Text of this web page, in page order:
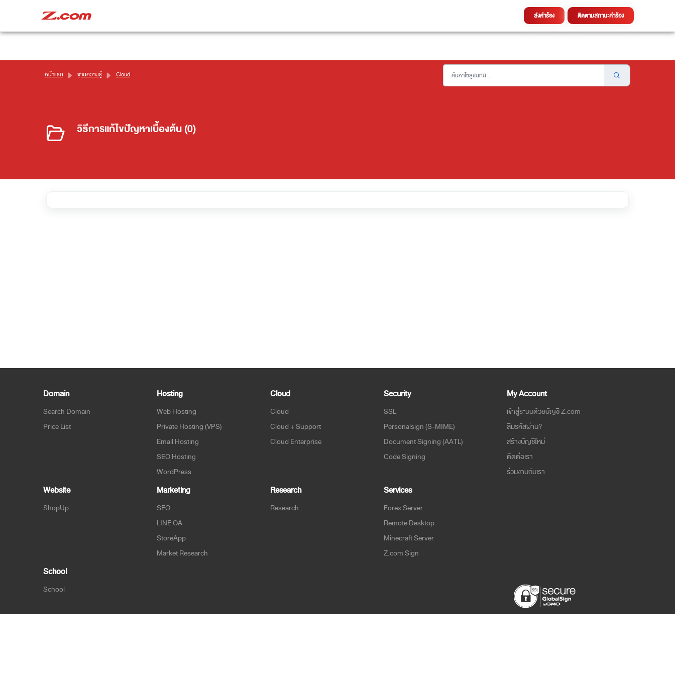
ส่งคำร้อง ติดตามสถานะคำร้อง
หน้าแรก ฐานความรู้ Cloud
วิธีการแก้ไขปัญหาเบื้องต้น (0)
Domain
Search Domain
Price List
Hosting
Web Hosting
Private Hosting (VPS)
Email Hosting
SEO Hosting
WordPress
Cloud
Cloud
Cloud + Support
Cloud Enterprise
Security
SSL
Personalsign (S-MIME)
Document Signing (AATL)
Code Signing
Website
ShopUp
Marketing
SEO
LINE OA
StoreApp
Market Research
Research
Research
Services
Forex Server
Remote Desktop
Minecraft Server
Z.com Sign
School
School
My Account
เข้าสู่ระบบด้วยบัญชี Z.com
ลืมรหัสผ่าน?
สร้างบัญชีใหม่
ติดต่อเรา
ร่วมงานกับเรา